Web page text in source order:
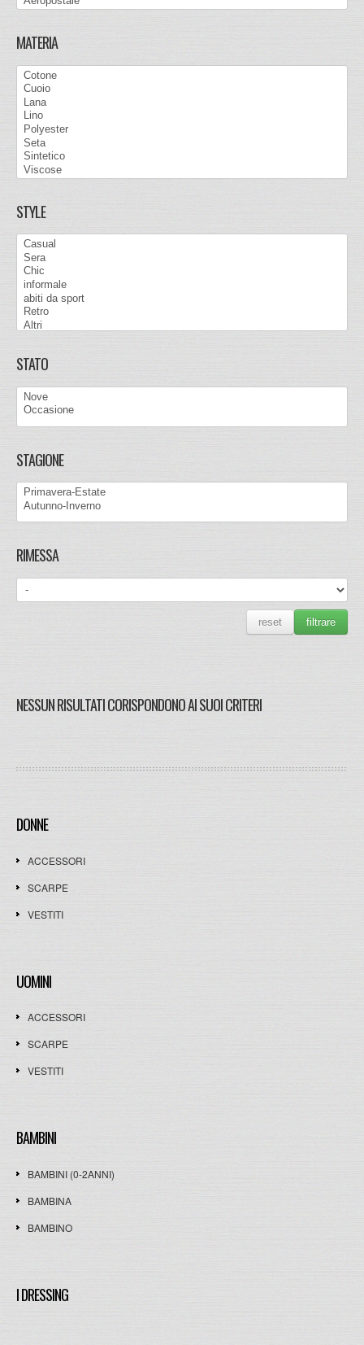
MATERIA
STYLE
STATO
STAGIONE
RIMESSA
filtrare
reset
NESSUN RISULTATI CORISPONDONO AI SUOI CRITERI
DONNE
ACCESSORI
SCARPE
VESTITI
UOMINI
ACCESSORI
SCARPE
VESTITI
BAMBINI
BAMBINI (0-2ANNI)
BAMBINA
BAMBINO
I DRESSING